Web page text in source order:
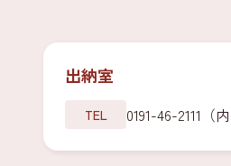
出納室
TEL 0191-46-2111（内